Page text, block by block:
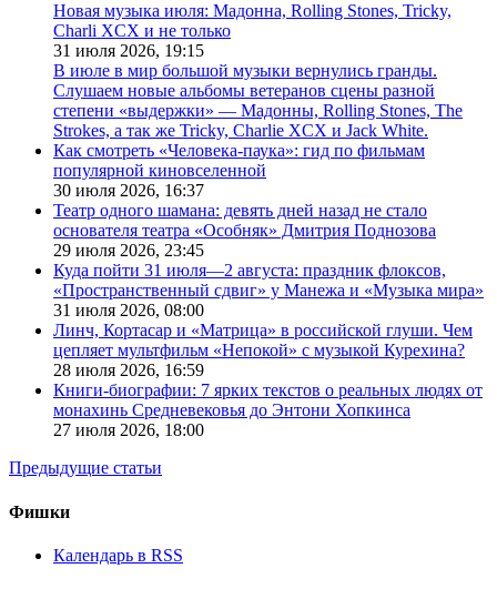
Новая музыка июля: Мадонна, Rolling Stones, Tricky,
Charli XCX и не только
31 июля 2026, 19:15
В июле в мир большой музыки вернулись гранды.
Слушаем новые альбомы ветеранов сцены разной
степени «выдержки» — Мадонны, Rolling Stones, The
Strokes, а так же Tricky, Charlie XCX и Jack White.
Как смотреть «Человека-паука»: гид по фильмам
популярной киновселенной
30 июля 2026, 16:37
Театр одного шамана: девять дней назад не стало
основателя театра «Особняк» Дмитрия Поднозова
29 июля 2026, 23:45
Куда пойти 31 июля—2 августа: праздник флоксов,
«Пространственный сдвиг» у Манежа и «Музыка мира»
31 июля 2026, 08:00
Линч, Кортасар и «Матрица» в российской глуши. Чем
цепляет мультфильм «Непокой» с музыкой Курехина?
28 июля 2026, 16:59
Книги-биографии: 7 ярких текстов о реальных людях от
монахинь Средневековья до Энтони Хопкинса
27 июля 2026, 18:00
Предыдущие статьи
Фишки
Календарь в RSS